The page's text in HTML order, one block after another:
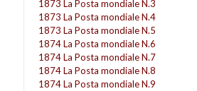
1873 La Posta mondiale N.3
1873 La Posta mondiale N.4
1873 La Posta mondiale N.5
1874 La Posta mondiale N.6
1874 La Posta mondiale N.7
1874 La Posta mondiale N.8
1874 La Posta mondiale N.9